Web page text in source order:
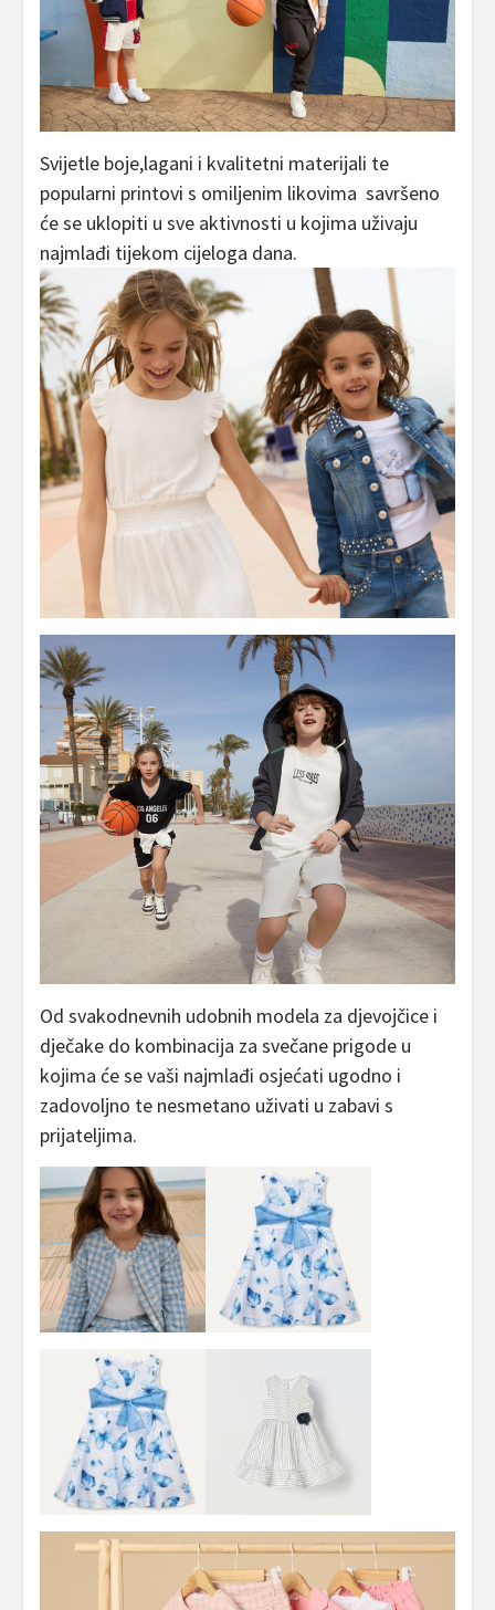
Svijetle boje,lagani i kvalitetni materijali te
popularni printovi s omiljenim likovima savršeno
će se uklopiti u sve aktivnosti u kojima uživaju
najmlađi tijekom cijeloga dana.
Od svakodnevnih udobnih modela za djevojčice i
dječake do kombinacija za svečane prigode u
kojima će se vaši najmlađi osjećati ugodno i
zadovoljno te nesmetano uživati u zabavi s
prijateljima.